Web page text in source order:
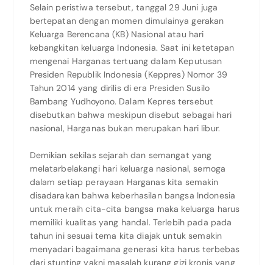
Selain peristiwa tersebut, tanggal 29 Juni juga
bertepatan dengan momen dimulainya gerakan
Keluarga Berencana (KB) Nasional atau hari
kebangkitan keluarga Indonesia. Saat ini ketetapan
mengenai Harganas tertuang dalam Keputusan
Presiden Republik Indonesia (Keppres) Nomor 39
Tahun 2014 yang dirilis di era Presiden Susilo
Bambang Yudhoyono. Dalam Kepres tersebut
disebutkan bahwa meskipun disebut sebagai hari
nasional, Harganas bukan merupakan hari libur.
Demikian sekilas sejarah dan semangat yang
melatarbelakangi hari keluarga nasional, semoga
dalam setiap perayaan Harganas kita semakin
disadarakan bahwa keberhasilan bangsa Indonesia
untuk meraih cita-cita bangsa maka keluarga harus
memiliki kualitas yang handal. Terlebih pada pada
tahun ini sesuai tema kita diajak untuk semakin
menyadari bagaimana generasi kita harus terbebas
dari stunting yakni masalah kurang gizi kronis yang